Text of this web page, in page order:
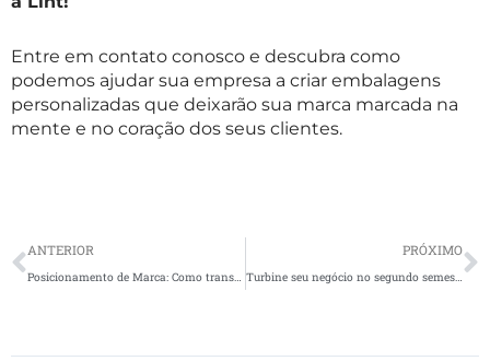
Entre em contato conosco e descubra como
podemos ajudar sua empresa a criar embalagens
personalizadas que deixarão sua marca marcada na
mente e no coração dos seus clientes.
Prev
ANTERIOR
Posicionamento de Marca: Como transmitir seu branding na embalagem
PRÓXIMO
Turbine seu negócio no segundo semestre com embalagens personalizadas de sucesso.